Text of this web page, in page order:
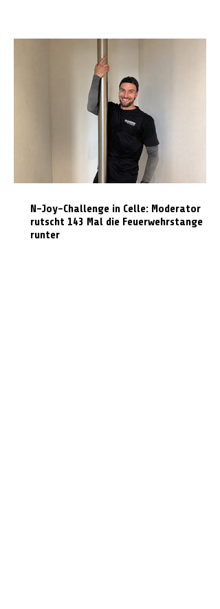
N-Joy-Challenge in Celle: Moderator
rutscht 143 Mal die Feuerwehrstange
runter